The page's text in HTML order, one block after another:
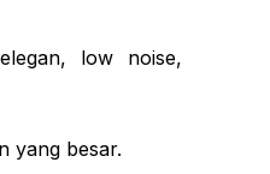
low noise,
yang besar.